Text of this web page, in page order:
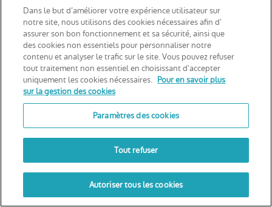
JE VEUX FAIRE UN BILAN MÉDICAL
Déclaration d’accessibilité
Politique de cookies
Politique de confidentialité
Mentions légales
Notice d’information
Digitalised by
Dans le but d’améliorer votre expérience utilisateur sur
notre site, nous utilisons des cookies nécessaires afin d'
assurer son bon fonctionnement et sa sécurité, ainsi que
des cookies non essentiels pour personnaliser notre
contenu et analyser le trafic sur le site. Vous pouvez refuser
tout traitement non essentiel en choisissant d'accepter
uniquement les cookies nécessaires. Pour en savoir plus
sur la gestion des cookies
Paramètres des cookies
Tout refuser
Autoriser tous les cookies